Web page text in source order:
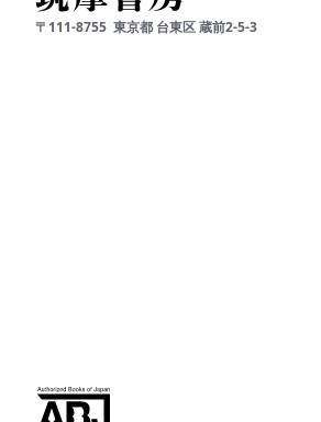
〒111-8755 東京都 台東区蔵前2-5-3